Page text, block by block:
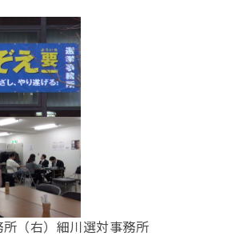
所（右）細川選対事務所